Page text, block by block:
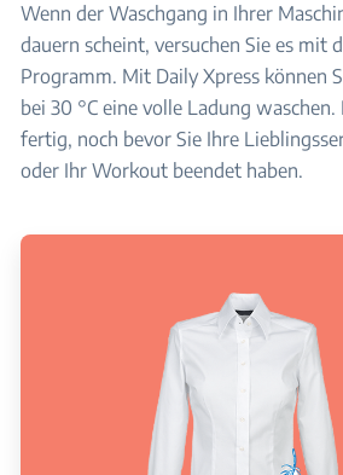
Wenn der Waschgang in Ihrer
dauern scheint, versuchen Sie es mit
Programm. Mit Daily Xpress können
bei 30 °C eine volle Ladung
fertig, noch bevor Sie Ihre
oder Ihr Workout beendet haben.